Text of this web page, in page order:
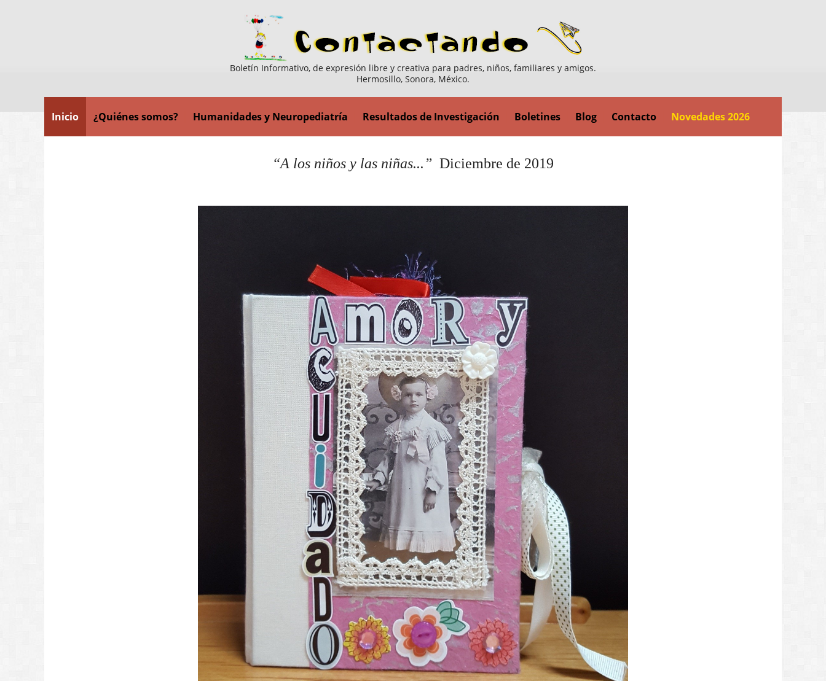
Boletín Informativo, de expresión libre y creativa para padres, niños, familiares y amigos.
Hermosillo, Sonora, México.
Inicio ¿Quiénes somos? Humanidades y Neuropediatría Resultados de Investigación Boletines Blog Contacto Novedades 2026
“A los niños y las niñas...” Diciembre de 2019